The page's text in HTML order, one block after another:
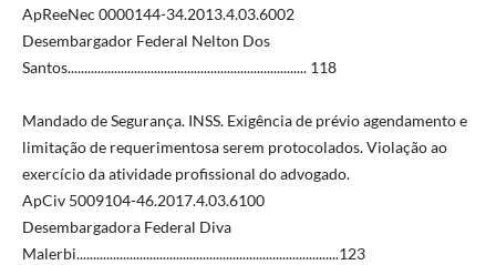
ApReeNec 0000144-34.2013.4.03.6002
Desembargador Federal Nelton Dos
Santos........................................................................ 118
Mandado de Segurança. INSS. Exigência de prévio agendamento e
limitação de requerimentosa serem protocolados. Violação ao
exercício da atividade profissional do advogado.
ApCiv 5009104-46.2017.4.03.6100
Desembargadora Federal Diva
Malerbi...............................................................................123